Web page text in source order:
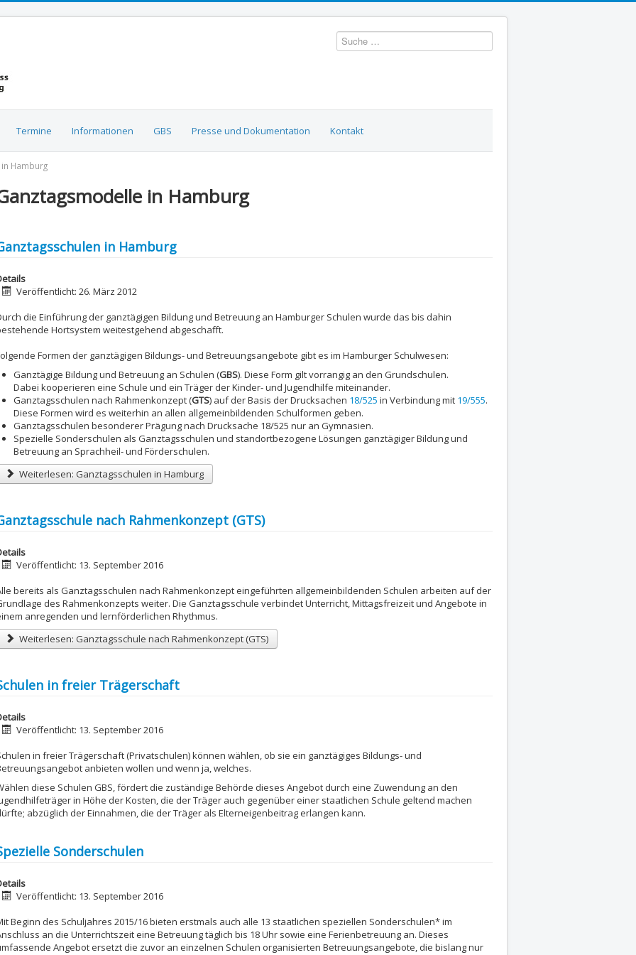
Suchen
Termine Informationen GBS Presse und Dokumentation Kontakt
Hamburg
in Hamburg
in Hamburg
Veröffentlicht: 26. März 2012
die Einführung der ganztägigen Bildung und Betreuung an Hamburger Schulen wurde das bis dahin
Hortsystem weitestgehend abgeschafft.
Formen der ganztägigen Bildungs- und Betreuungsangebote gibt es im Hamburger Schulwesen:
Ganztägige Bildung und Betreuung an Schulen (GBS). Diese Form gilt vorrangig an den Grundschulen.
Dabei kooperieren eine Schule und ein Träger der Kinder- und Jugendhilfe miteinander.
Ganztagsschulen nach Rahmenkonzept (GTS) auf der Basis der Drucksachen 18/525 in Verbindung mit 19/555.
Diese Formen wird es weiterhin an allen allgemeinbildenden Schulformen geben.
Ganztagsschulen besonderer Prägung nach Drucksache 18/525 nur an Gymnasien.
Spezielle Sonderschulen als Ganztagsschulen und standortbezogene Lösungen ganztägiger Bildung und
Betreuung an Sprachheil- und Förderschulen.
Weiterlesen: Ganztagsschulen in Hamburg
nach Rahmenkonzept (GTS)
Veröffentlicht: 13. September 2016
bereits als Ganztagsschulen nach Rahmenkonzept eingeführten allgemeinbildenden Schulen arbeiten auf der
des Rahmenkonzepts weiter. Die Ganztagsschule verbindet Unterricht, Mittagsfreizeit und Angebote in
anregenden und lernförderlichen Rhythmus.
Weiterlesen: Ganztagsschule nach Rahmenkonzept (GTS)
in freier Trägerschaft
Veröffentlicht: 13. September 2016
in freier Trägerschaft (Privatschulen) können wählen, ob sie ein ganztägiges Bildungs- und
anbieten wollen und wenn ja, welches.
diese Schulen GBS, fördert die zuständige Behörde dieses Angebot durch eine Zuwendung an den
in Höhe der Kosten, die der Träger auch gegenüber einer staatlichen Schule geltend machen
abzüglich der Einnahmen, die der Träger als Elterneigenbeitrag erlangen kann.
Sonderschulen
Veröffentlicht: 13. September 2016
Beginn des Schuljahres 2015/16 bieten erstmals auch alle 13 staatlichen speziellen Sonderschulen* im
an die Unterrichtszeit eine Betreuung täglich bis 18 Uhr sowie eine Ferienbetreuung an. Dieses
Angebot ersetzt die zuvor an einzelnen Schulen organisierten Betreuungsangebote, die bislang nur